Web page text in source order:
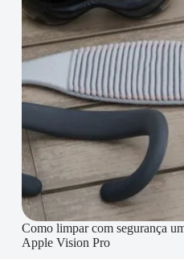
Como limpar com segurança
Apple Vision Pro